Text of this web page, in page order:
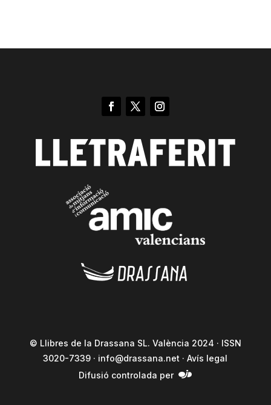
© Llibres de la Drassana SL. València 2024 · ISSN
3020-7339 · info@drassana.net ·Avís legal
Difusió controlada per